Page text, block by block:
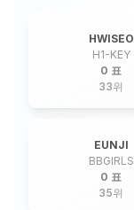
HWISEO
H1-KEY
0 표
33위
EUNJI
BBGIRLS
0 표
35위